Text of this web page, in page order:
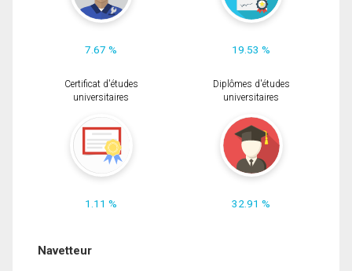
7.67 % 19.53 %
Certificat d'études
universitaires
1.11 %
Diplômes d'études
universitaires
32.91 %
Navetteur